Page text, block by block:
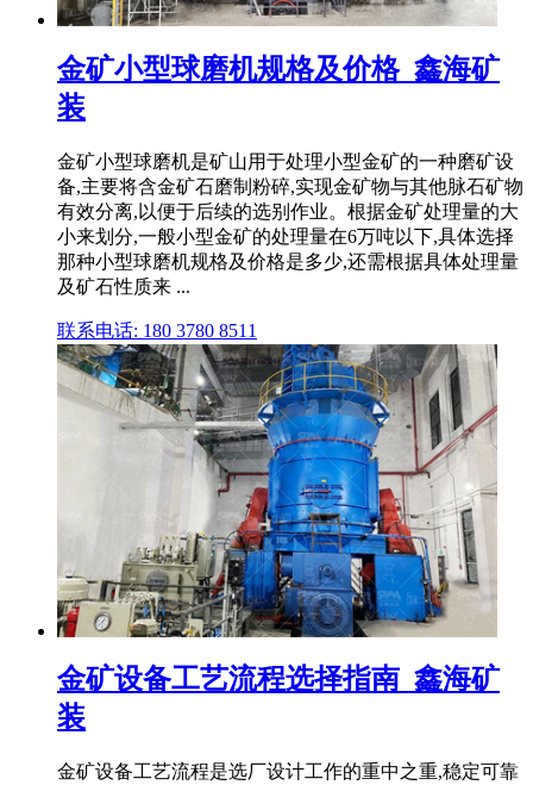
金矿小型球磨机规格及价格_鑫海矿
装
金矿小型球磨机是矿山用于处理小型金矿的一种磨矿设
备,主要将含金矿石磨制粉碎,实现金矿物与其他脉石矿物
有效分离,以便于后续的选别作业。根据金矿处理量的大
小来划分,一般小型金矿的处理量在6万吨以下,具体选择
那种小型球磨机规格及价格是多少,还需根据具体处理量
及矿石性质来 ...
联系电话: 180 3780 8511
金矿设备工艺流程选择指南_鑫海矿
装
金矿设备工艺流程是选厂设计工作的重中之重,稳定可靠